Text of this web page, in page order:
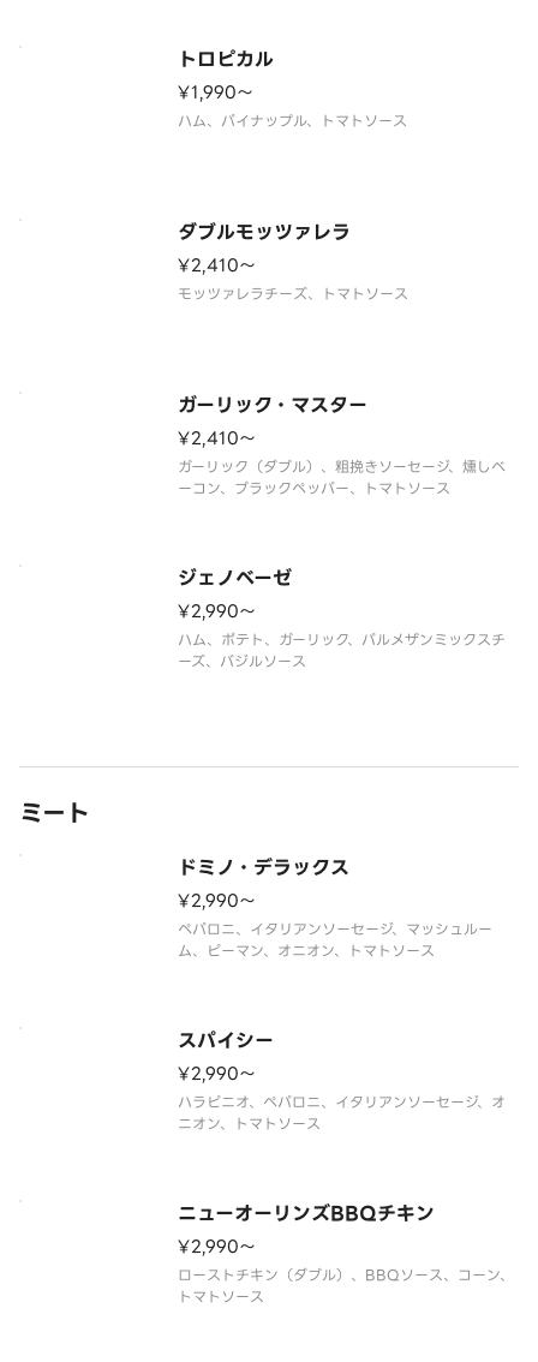
トロピカル
¥1,990〜
ハム、パイナップル、トマトソース
ダブルモッツァレラ
¥2,410〜
モッツァレラチーズ、トマトソース
ガーリック・マスター
¥2,410〜
ガーリック（ダブル）、粗挽きソーセージ、燻しベ
ーコン、ブラックペッパー、トマトソース
ジェノベーゼ
¥2,990〜
ハム、ポテト、ガーリック、パルメザンミックスチ
ーズ、バジルソース
ミート
ドミノ・デラックス
¥2,990〜
ペパロニ、イタリアンソーセージ、マッシュルー
ム、ピーマン、オニオン、トマトソース
スパイシー
¥2,990〜
ハラピニオ、ペパロニ、イタリアンソーセージ、オ
ニオン、トマトソース
ニューオーリンズBBQチキン
¥2,990〜
ローストチキン（ダブル）、BBQソース、コーン、
トマトソース